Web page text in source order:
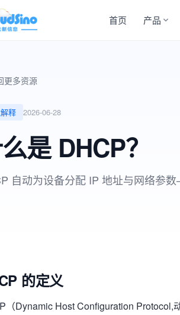
首页 产品
更多资源
释 2026-06-28
是 DHCP？
自动为设备分配 IP 地址与网络参
的定义
（Dynamic Host Configuration Protocol,